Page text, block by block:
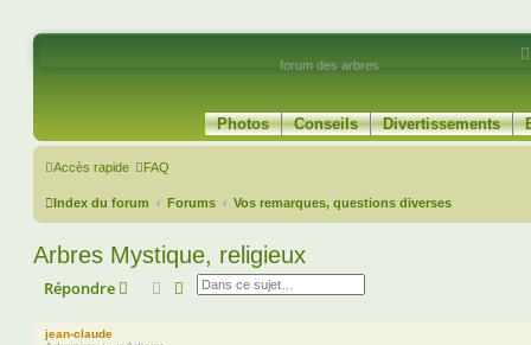
forum des arbres
Photos Conseils Divertissements
Accès rapide FAQ
Index du forum Forums Vos remarques, questions diverses
Arbres Mystique, religieux
Répondre Rechercher
Recherche avancée
jean-claude